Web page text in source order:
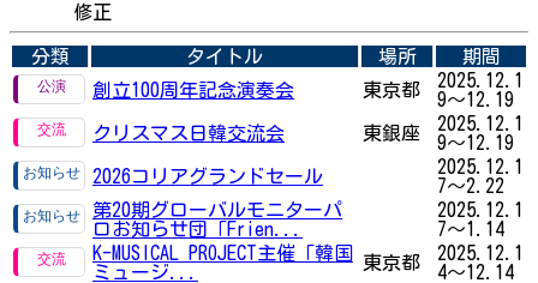
修正
分類 タイトル 場所
期間
創立100周年記念演奏会
東京都
2025.12.1
9～12.19
クリスマス日韓交流会
東銀座
2025.12.1
9～12.19
2026コリアグランドセール
2025.12.1
7～2.22
第20期グローバルモニターパ
ロお知らせ団「Frien...
2025.12.1
7～1.14
K-MUSICAL PROJECT主催「韓国
ミュージ...
東京都
2025.12.1
4～12.14